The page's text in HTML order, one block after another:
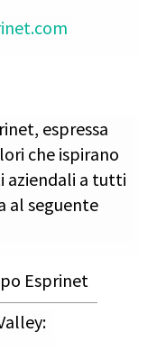
espressa
che ispirano
aziendali a tutti
al seguente
Esprinet